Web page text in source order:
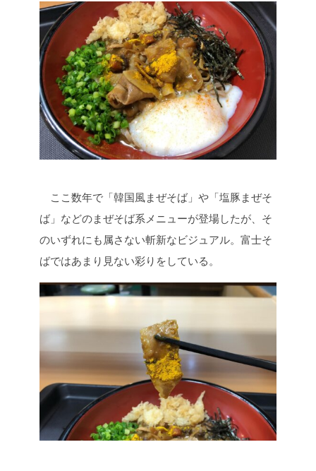
ここ数年で「韓国風まぜそば」や「塩豚まぜそ
ば」などのまぜそば系メニューが登場したが、そ
のいずれにも属さない斬新なビジュアル。富士そ
ばではあまり見ない彩りをしている。